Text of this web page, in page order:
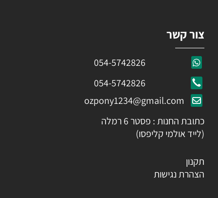
צור קשר
054-5742826
054-5742826
ozpony1234@gmail.com
כתובת החנות : פסטר 6 רמלה
(לייד אולמי קליפסו)
תקנון
הצהרת נגישות